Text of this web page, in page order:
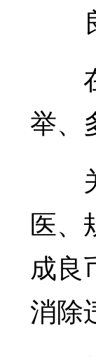
良
在
举、
关
医、
成良
消除